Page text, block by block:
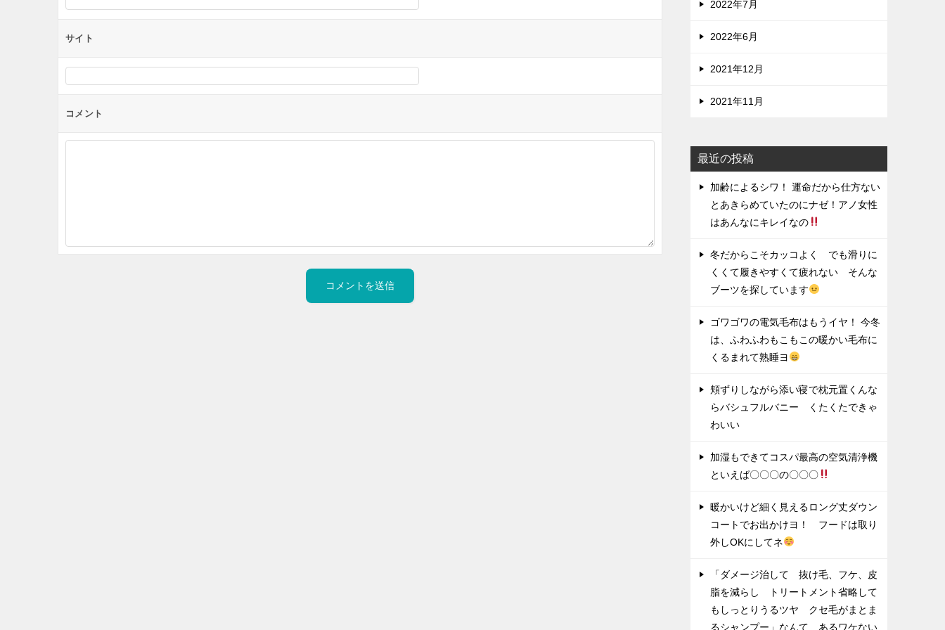
サイト
コメント
2022年7月
2022年6月
2021年12月
2021年11月
最近の投稿
加齢によるシワ！ 運命だから仕方ない
とあきらめていたのにナゼ！アノ女性
はあんなにキレイなの
冬だからこそカッコよく でも滑りに
くくて履きやすくて疲れない そんな
ブーツを探しています
ゴワゴワの電気毛布はもうイヤ！ 今冬
は、ふわふわもこもこの暖かい毛布に
くるまれて熟睡ヨ
頬ずりしながら添い寝で枕元置くんな
らバシュフルバニー くたくたできゃ
わいい
加湿もできてコスパ最高の空気清浄機
といえば〇〇〇の〇〇〇
暖かいけど細く見えるロング丈ダウン
コートでお出かけヨ！ フードは取り
外しOKにしてネ
「ダメージ治して 抜け毛、フケ、皮
脂を減らし トリートメント省略して
もしっとりうるツヤ クセ毛がまとま
るシャンプー」なんて あるワケない